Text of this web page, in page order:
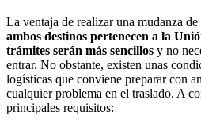
La ventaja de realizar una mudanza
ambos destinos pertenecen a la
trámites serán más sencillos y no
entrar. No obstante, existen unas
logísticas que conviene preparar con
cualquier problema en el traslado. A
principales requisitos: